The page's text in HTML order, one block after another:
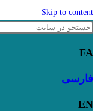
Skip to content
FA
فارسی
EN